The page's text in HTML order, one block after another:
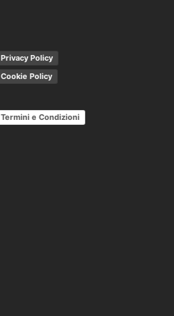
Privacy Policy
Cookie Policy
Termini e Condizioni